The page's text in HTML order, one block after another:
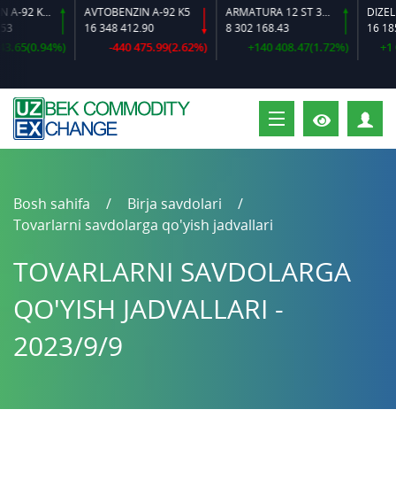
AVTOBENZIN A-92 K2-L
AVTOBENZIN A-92 K5
16 348 412.90
-440 475.99(2.62%)
ARMATURA 12 ST 35 GS O‘LCHAMLI
8 302 168.43
+140 408.47(1.72%)
DIZEL
16 185
+1
Bosh sahifa
Birja savdolari
Tovarlarni savdolarga qo'yish jadvallari
TOVARLARNI SAVDOLARGA
QO'YISH JADVALLARI -
2023/9/9